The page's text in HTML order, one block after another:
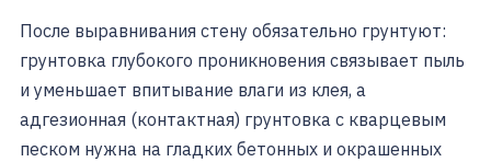
После выравнивания стену обязательно грунтуют:
грунтовка глубокого проникновения связывает пыль
и уменьшает впитывание влаги из клея, а
адгезионная (контактная) грунтовка с кварцевым
песком нужна на гладких бетонных и окрашенных